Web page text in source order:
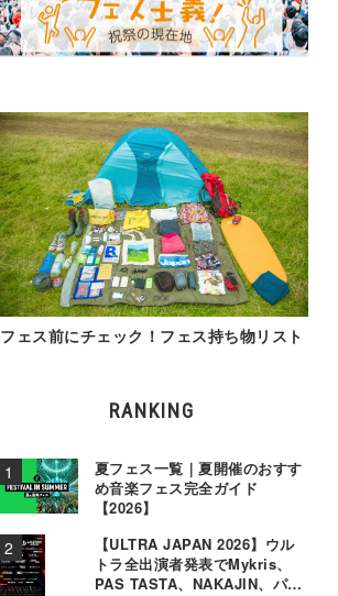
フェス前にチェック！フェス持ち物リスト
RANKING
夏フェス一覧｜夏開催のおすす
め音楽フェス完全ガイド
【2026】
【ULTRA JAPAN 2026】ウル
トラ全出演者発表でMykris、
PAS TASTA、NAKAJIN、パソ